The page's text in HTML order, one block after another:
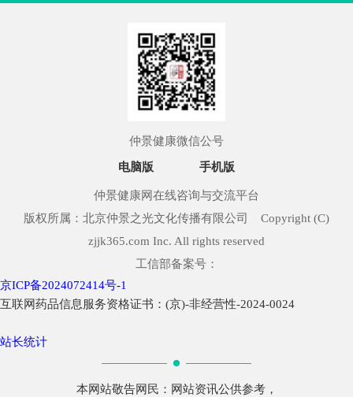
仲景健康微信公号
电脑版 手机版
仲景健康网在线咨询与交流平台
版权所属：北京仲景之光文化传播有限公司 Copyright (C)
zjjk365.com Inc. All rights reserved
工信部备案号：
京ICP备2024072414号-1
互联网药品信息服务资格证书：(京)-非经营性-2024-0024
站长统计
本网站敬告网民：网站资讯公供参考，